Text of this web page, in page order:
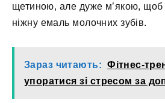
щетиною, але дуже м’якою, щоб
ніжну емаль молочних зубів.
Зараз читають: Фітнес-
упоратися зі стресом за